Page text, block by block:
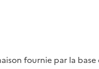
fournie par la